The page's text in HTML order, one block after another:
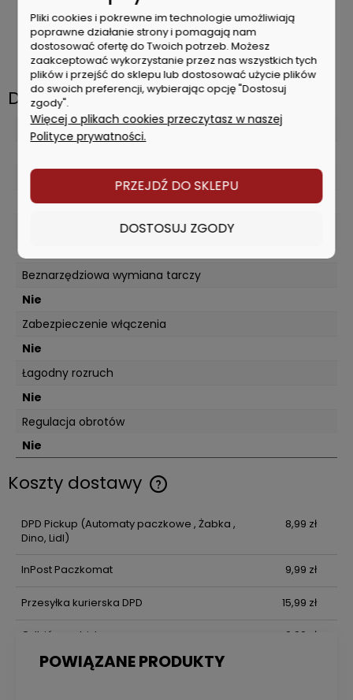
Kołnierz podporowy
Nakrętka z dwoma otworami
Rękojeść pomocnicza
Klucz dwutrzpieniowy
Dane techniczne
Rodzaj zasilania
Walizka transportowa w zestawie
Nie
Wymienne tarcze w zestawie
Beznarzędziowa wymiana tarczy
Nie
Zabezpieczenie włączenia
Nie
Łagodny rozruch
Nie
Regulacja obrotów
Nie
Koszty dostawy
Cena nie zawiera ewentualnych kosztów płatności
DPD Pickup (Automaty paczkowe , Żabka ,
Dino, Lidl)
8,99 zł
InPost Paczkomat 9,99 zł
Przesyłka kurierska DPD 15,99 zł
Odbiór osobisty 0,00 zł
POWIĄZANE PRODUKTY
Pliki cookies i pokrewne im technologie umożliwiają
poprawne działanie strony i pomagają nam
dostosować ofertę do Twoich potrzeb. Możesz
zaakceptować wykorzystanie przez nas wszystkich tych
plików i przejść do sklepu lub dostosować użycie plików
do swoich preferencji, wybierając opcję "Dostosuj
zgody".
Więcej o plikach cookies przeczytasz w naszej
Polityce prywatności.
PRZEJDŹ DO SKLEPU
DOSTOSUJ ZGODY